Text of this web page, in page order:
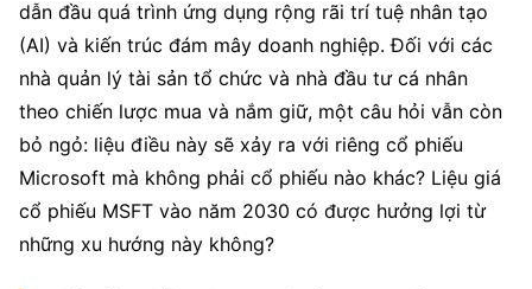
dẫn đầu quá trình ứng dụng rộng rãi trí tuệ nhân tạo
(AI) và kiến trúc đám mây doanh nghiệp. Đối với các
nhà quản lý tài sản tổ chức và nhà đầu tư cá nhân
theo chiến lược mua và nắm giữ, một câu hỏi vẫn còn
bỏ ngỏ: liệu điều này sẽ xảy ra với riêng cổ phiếu
Microsoft mà không phải cổ phiếu nào khác? Liệu giá
cổ phiếu MSFT vào năm 2030 có được hưởng lợi từ
những xu hướng này không?